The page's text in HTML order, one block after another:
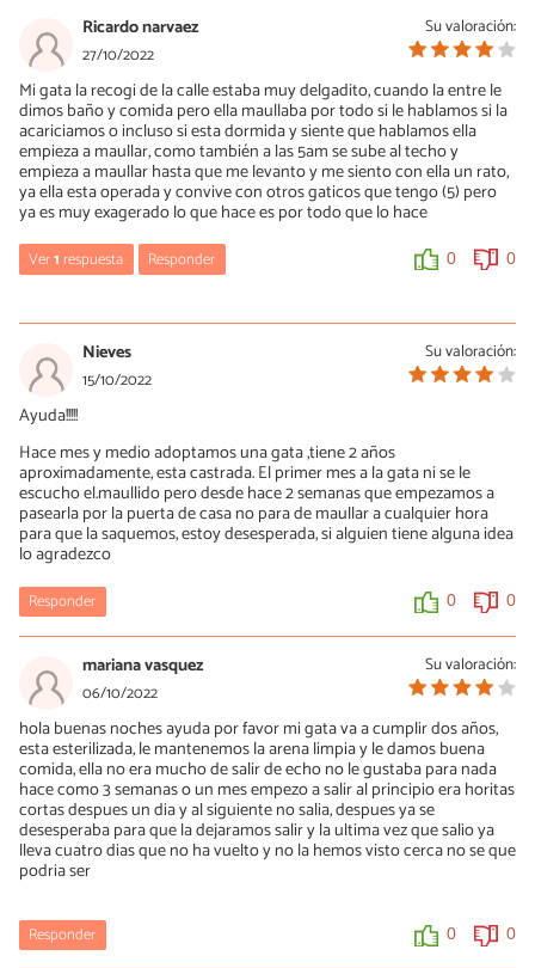
Su valoración:
Ricardo narvaez
27/10/2022
Mi gata la recogi de la calle estaba muy delgadito, cuando la entre le
dimos baño y comida pero ella maullaba por todo si le hablamos si la
acariciamos o incluso si esta dormida y siente que hablamos ella
empieza a maullar, como también a las 5am se sube al techo y
empieza a maullar hasta que me levanto y me siento con ella un rato,
ya ella esta operada y convive con otros gaticos que tengo (5) pero
ya es muy exagerado lo que hace es por todo que lo hace
Ver1respuesta Responder 0 0
Uffff estoy igual que tu, pero el mio es macho, maúlla
exageradamente, por todo, para comer,para ir al baño, maúlla
cuando la acariciamos, cuando nos ve y cuando no, llora a las 3 o
quitarle esta maña, yo tengo problemas para consolidar y
mantener el sueño y esto ha sido un gran problema desde que
esta aquí.
0 0
Su valoración:
Nieves
15/10/2022
Ayuda!!!!!
Hace mes y medio adoptamos una gata ,tiene 2 años
aproximadamente, esta castrada. El primer mes a la gata ni se le
escucho el.maullido pero desde hace 2 semanas que empezamos a
pasearla por la puerta de casa no para de maullar a cualquier hora
para que la saquemos, estoy desesperada, si alguien tiene alguna idea
lo agradezco
Responder 0 0
Su valoración:
mariana vasquez
06/10/2022
hola buenas noches ayuda por favor mi gata va a cumplir dos años,
esta esterilizada, le mantenemos la arena limpia y le damos buena
comida, ella no era mucho de salir de echo no le gustaba para nada
hace como 3 semanas o un mes empezo a salir al principio era horitas
cortas despues un dia y al siguiente no salia, despues ya se
desesperaba para que la dejaramos salir y la ultima vez que salio ya
lleva cuatro dias que no ha vuelto y no la hemos visto cerca no se que
podria ser
Responder 0 0